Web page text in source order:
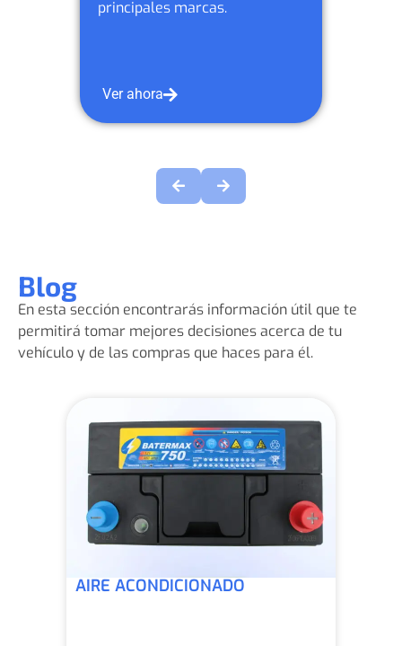
Blog
En esta sección encontrarás información útil que te
permitirá tomar mejores decisiones acerca de tu
vehículo y de las compras que haces para él.
AIRE ACONDICIONADO